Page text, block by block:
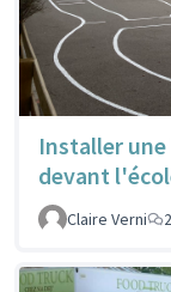
Installer
devant
Claire Verni
2